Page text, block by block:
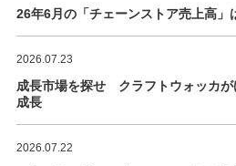
26年6月の「チェーンストア売上高」
2026.07.23
成長市場を探せ クラフトウォッカ
成長
2026.07.22